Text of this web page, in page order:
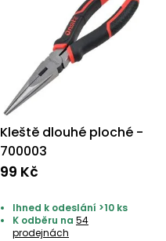
Kleště dlouhé ploché -
700003
99 Kč
Ihned k odeslání >10 ks
K odběru na 54
prodejnách